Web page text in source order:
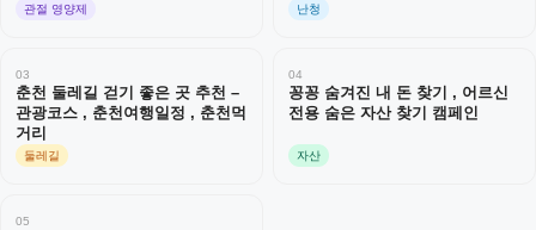
관절 영양제 난청
03
춘천 둘레길 걷기 좋은 곳 추천 –
관광코스 , 춘천여행일정 , 춘천먹
거리
둘레길
04
꽁꽁 숨겨진 내 돈 찾기 , 어르신
전용 숨은 자산 찾기 캠페인
자산
05